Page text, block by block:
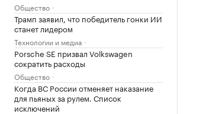
Общество
Трамп заявил, что победитель гонки ИИ
станет лидером
Технологии и медиа
Porsche SE призвал Volkswagen
сократить расходы
Общество
Когда ВС России отменяет наказание
для пьяных за рулем. Список
исключений